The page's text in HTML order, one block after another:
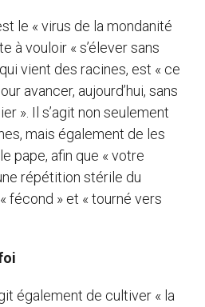
le « virus de la mondanité
à vouloir « s’élever sans
vient des racines, est « ce
avancer, aujourd’hui, sans
». Il s’agit non seulement
mais également de les
pape, afin que « votre
répétition stérile du
fécond » et « tourné vers
également de cultiver « la